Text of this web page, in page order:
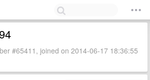
#65411, joined on 2014-06-17 18:36:55